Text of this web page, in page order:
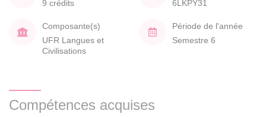
9 crédits
6LKPY31
Composante(s)
UFR Langues et
Civilisations
Période de l'année
Semestre 6
Compétences acquises